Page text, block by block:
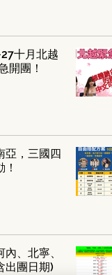
十月北越
開團！
亞，三國四
、北寧、
出團日期)